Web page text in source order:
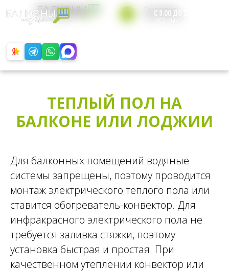
С 9:00 ДО 21:00
Бесплатная
консультация
ТЕПЛЫЙ ПОЛ НА
БАЛКОНЕ ИЛИ ЛОДЖИИ
Для балконных помещений водяные
системы запрещены, поэтому проводится
монтаж электрического теплого пола или
ставится обогреватель-конвектор. Для
инфракрасного электрического пола не
требуется заливка стяжки, поэтому
установка быстрая и простая. При
качественном утеплении конвектор или